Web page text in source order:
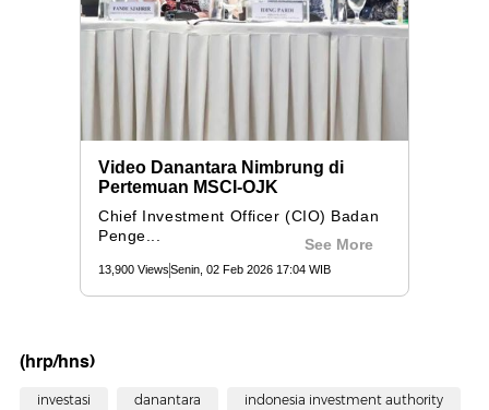
(hrp/hns)
investasi danantara indonesia investment authority